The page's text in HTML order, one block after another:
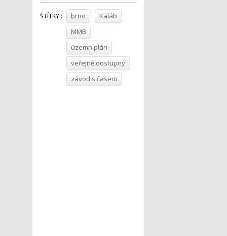
ŠTÍTKY : brno
Kaláb
MMB
územn plán
veřejně dostupný
závod s časem